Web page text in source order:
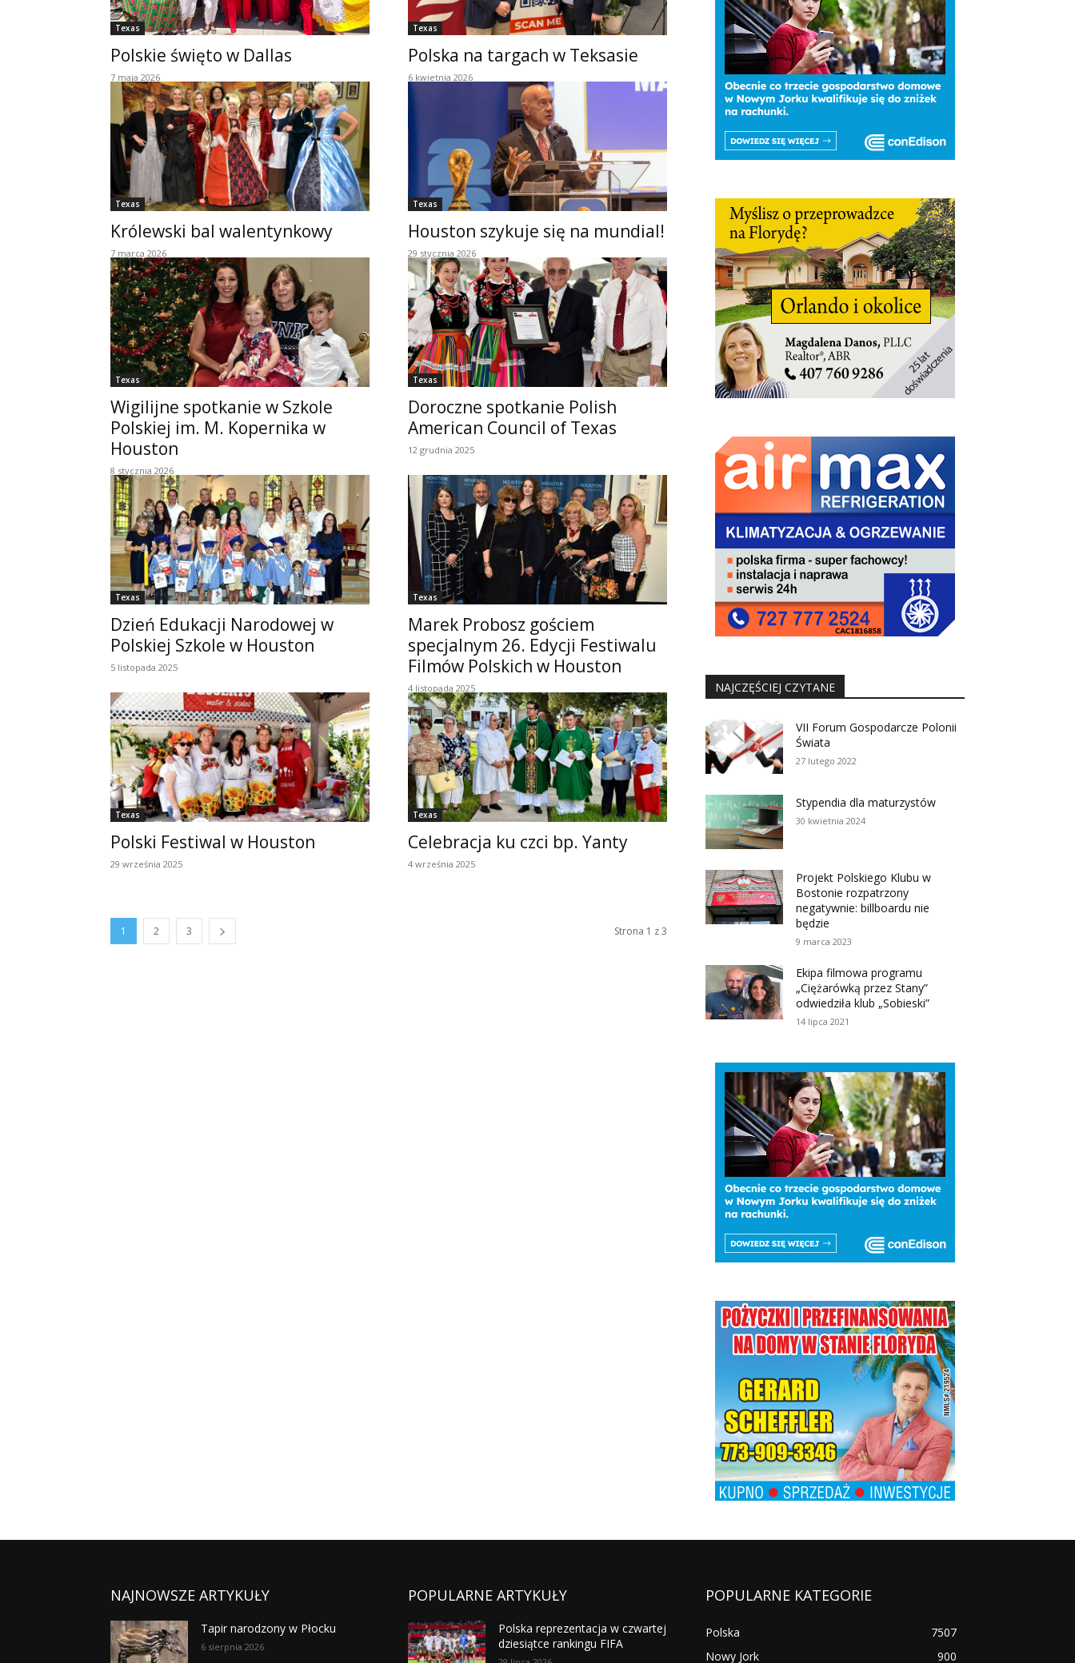
Texas
Polskie święto w Dallas
7 maja 2026
Texas
Polska na targach w Teksasie
6 kwietnia 2026
Texas
Królewski bal walentynkowy
7 marca 2026
Texas
Houston szykuje się na mundial!
29 stycznia 2026
Texas
Wigilijne spotkanie w Szkole
Polskiej im. M. Kopernika w
Houston
8 stycznia 2026
Texas
Doroczne spotkanie Polish
American Council of Texas
12 grudnia 2025
Texas
Dzień Edukacji Narodowej w
Polskiej Szkole w Houston
5 listopada 2025
Texas
Marek Probosz gościem
specjalnym 26. Edycji Festiwalu
Filmów Polskich w Houston
4 listopada 2025
Texas
Polski Festiwal w Houston
29 września 2025
Texas
Celebracja ku czci bp. Yanty
4 września 2025
1 2 3 Strona 1 z 3
NAJCZĘŚCIEJ CZYTANE
VII Forum Gospodarcze Polonii
Świata
27 lutego 2022
Stypendia dla maturzystów
30 kwietnia 2024
Projekt Polskiego Klubu w
Bostonie rozpatrzony
negatywnie: billboardu nie
będzie
9 marca 2023
Ekipa filmowa programu
„Ciężarówką przez Stany”
odwiedziła klub „Sobieski”
14 lipca 2021
NAJNOWSZE ARTYKUŁY
Tapir narodzony w Płocku
6 sierpnia 2026
POPULARNE ARTYKUŁY
Polska reprezentacja w czwartej
dziesiątce rankingu FIFA
POPULARNE KATEGORIE
Polska
7507
Nowy Jork
900